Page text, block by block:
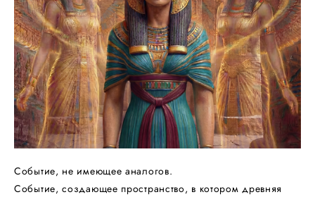
Событие, не имеющее аналогов.
Событие, создающее пространство, в котором древняя